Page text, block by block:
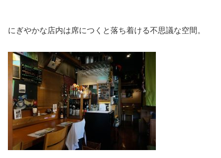
にぎやかな店内は席につくと落ち着ける不思議な空間。